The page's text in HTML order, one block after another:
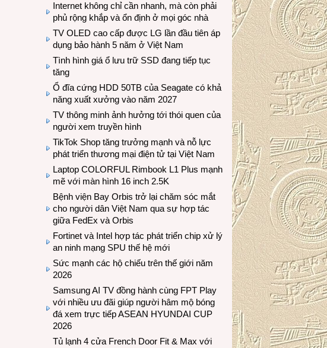
Internet không chỉ cần nhanh, mà còn phải
phủ rộng khắp và ổn định ở mọi góc nhà
TV OLED cao cấp được LG lần đầu tiên áp
dụng bảo hành 5 năm ở Việt Nam
Tình hình giá ổ lưu trữ SSD đang tiếp tục
tăng
Ổ đĩa cứng HDD 50TB của Seagate có khả
năng xuất xưởng vào năm 2027
TV thông minh ảnh hưởng tới thói quen của
người xem truyền hình
TikTok Shop tăng trưởng mạnh và nỗ lực
phát triển thương mại điện tử tại Việt Nam
Laptop COLORFUL Rimbook L1 Plus mạnh
mẽ với màn hình 16 inch 2.5K
Bệnh viện Bay Orbis trở lại chăm sóc mắt
cho người dân Việt Nam qua sự hợp tác
giữa FedEx và Orbis
Fortinet và Intel hợp tác phát triển chip xử lý
an ninh mạng SPU thế hệ mới
Sức mạnh các hộ chiếu trên thế giới năm
2026
Samsung AI TV đồng hành cùng FPT Play
với nhiều ưu đãi giúp người hâm mộ bóng
đá xem trực tiếp ASEAN HYUNDAI CUP
2026
Tủ lạnh 4 cửa French Door Fit & Max với